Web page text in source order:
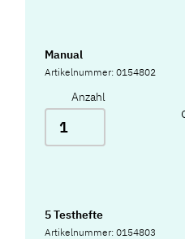
Manual
Artikelnummer: 0154802
Anzahl
5 Testhefte
Artikelnummer: 0154803